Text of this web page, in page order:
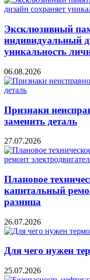
Эксклюзивный
индивидуальный
уникальность
06.08.2026
Признаки
заменить деталь
27.07.2026
Плановое
капитальный
разница
26.07.2026
Для чего нужен
25.07.2026